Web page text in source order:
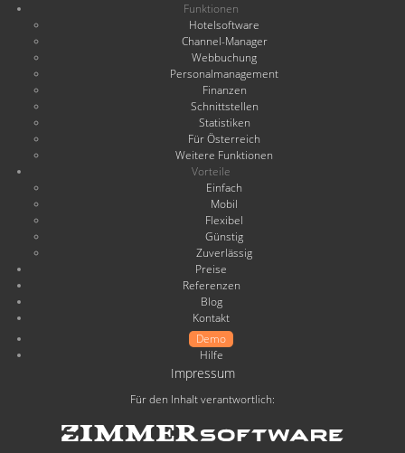
Funktionen
Hotelsoftware
Channel-Manager
Webbuchung
Personalmanagement
Finanzen
Schnittstellen
Statistiken
Für Österreich
Weitere Funktionen
Vorteile
Einfach
Mobil
Flexibel
Günstig
Zuverlässig
Preise
Referenzen
Blog
Kontakt
Demo
Hilfe
Impressum
Für den Inhalt verantwortlich: